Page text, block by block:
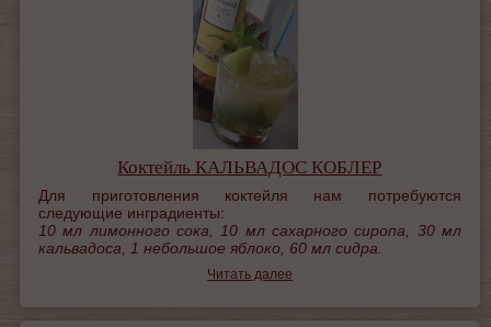
Коктейль КАЛЬВАДОС КОБЛЕР
Для приготовления коктейля нам потребуются
следующие инградиенты:
10 мл лимонного сока, 10 мл сахарного сиропа, 30 мл
кальвадоса, 1 небольшое яблоко, 60 мл сидра.
Читать далее